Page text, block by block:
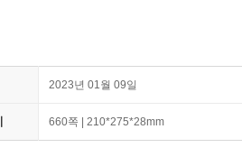
2023년 01월 09일
660쪽 | 210*275*28mm